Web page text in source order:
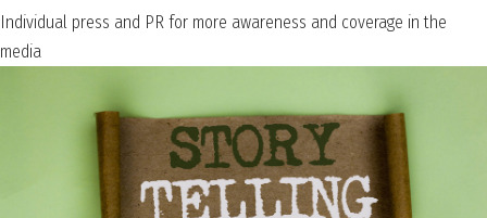
Individual press and PR for more awareness and coverage in the
media